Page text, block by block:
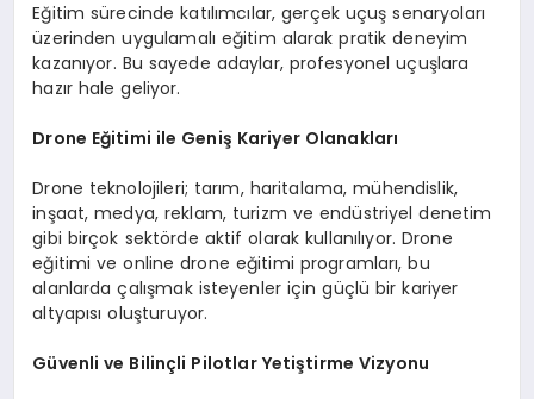
Eğitim sürecinde katılımcılar, gerçek uçuş senaryoları
üzerinden uygulamalı eğitim alarak pratik deneyim
kazanıyor. Bu sayede adaylar, profesyonel uçuşlara
hazır hale geliyor.
Drone Eğitimi ile Geniş Kariyer Olanakları
Drone teknolojileri; tarım, haritalama, mühendislik,
inşaat, medya, reklam, turizm ve endüstriyel denetim
gibi birçok sektörde aktif olarak kullanılıyor. Drone
eğitimi ve online drone eğitimi programları, bu
alanlarda çalışmak isteyenler için güçlü bir kariyer
altyapısı oluşturuyor.
Güvenli ve Bilinçli Pilotlar Yetiştirme Vizyonu